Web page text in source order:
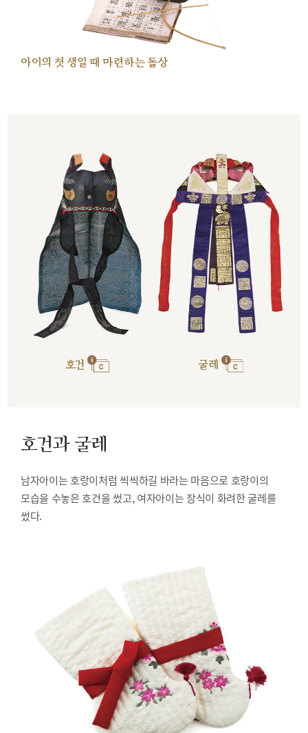
아이의 첫 생일 때 마련하는 돌상
호건 굴레
호건과 굴레
남자아이는 호랑이처럼 씩씩하길 바라는 마음으로 호랑이의
모습을 수놓은 호건을 썼고, 여자아이는 장식이 화려한 굴레를
썼다.